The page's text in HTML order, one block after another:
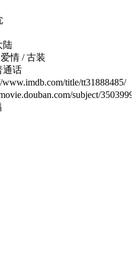
/ 古装
话
title/tt31888485/
subject/